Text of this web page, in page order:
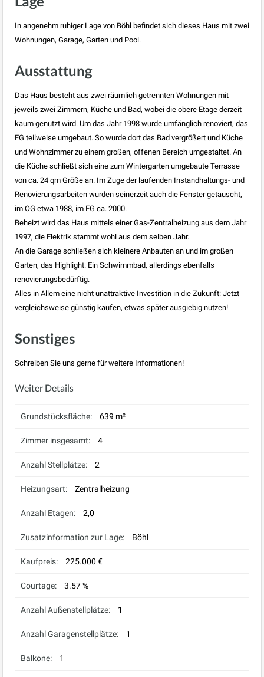
In angenehm ruhiger Lage von Böhl befindet sich dieses Haus mit zwei
Wohnungen, Garage, Garten und Pool.
Ausstattung
Das Haus besteht aus zwei räumlich getrennten Wohnungen mit
jeweils zwei Zimmern, Küche und Bad, wobei die obere Etage derzeit
kaum genutzt wird. Um das Jahr 1998 wurde umfänglich renoviert, das
EG teilweise umgebaut. So wurde dort das Bad vergrößert und Küche
und Wohnzimmer zu einem großen, offenen Bereich umgestaltet. An
die Küche schließt sich eine zum Wintergarten umgebaute Terrasse
von ca. 24 qm Größe an. Im Zuge der laufenden Instandhaltungs- und
Renovierungsarbeiten wurden seinerzeit auch die Fenster getauscht,
im OG etwa 1988, im EG ca. 2000.
Beheizt wird das Haus mittels einer Gas-Zentralheizung aus dem Jahr
1997, die Elektrik stammt wohl aus dem selben Jahr.
An die Garage schließen sich kleinere Anbauten an und im großen
Garten, das Highlight: Ein Schwimmbad, allerdings ebenfalls
renovierungsbedürftig.
Alles in Allem eine nicht unattraktive Investition in die Zukunft: Jetzt
vergleichsweise günstig kaufen, etwas später ausgiebig nutzen!
Sonstiges
Schreiben Sie uns gerne für weitere Informationen!
Weiter Details
Grundstücksfläche: 639 m²
Zimmer insgesamt: 4
Anzahl Stellplätze: 2
Heizungsart: Zentralheizung
Anzahl Etagen: 2,0
Zusatzinformation zur Lage: Böhl
Kaufpreis: 225.000 €
Courtage: 3.57 %
Anzahl Außenstellplätze: 1
Anzahl Garagenstellplätze: 1
Balkone: 1